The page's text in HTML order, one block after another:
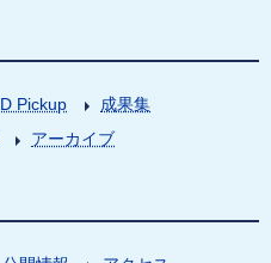
Pickup
成果集
アーカイブ